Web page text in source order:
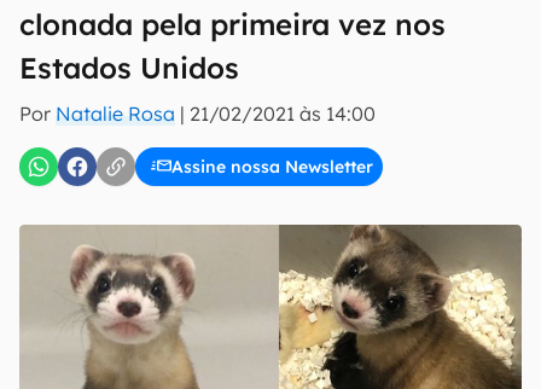
clonada pela primeira vez nos
Estados Unidos
Por Natalie Rosa | 21/02/2021 às 14:00
Assine nossa Newsletter
E-mail
inscreva-se
Uso e Política de Privacidade do Canaltech.